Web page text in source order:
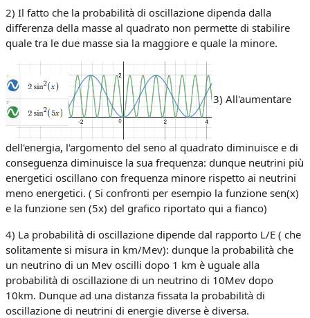
2) Il fatto che la probabilità di oscillazione dipenda dalla
differenza della masse al quadrato non permette di stabilire
quale tra le due masse sia la maggiore e quale la minore.
3) All'aumentare
dell'energia, l'argomento del seno al quadrato diminuisce e di
conseguenza diminuisce la sua frequenza: dunque neutrini più
energetici oscillano con frequenza minore rispetto ai neutrini
meno energetici. ( Si confronti per esempio la funzione sen(x)
e la funzione sen (5x) del grafico riportato qui a fianco)
4) La probabilità di oscillazione dipende dal rapporto L/E ( che
solitamente si misura in km/Mev): dunque la probabilità che
un neutrino di un Mev oscilli dopo 1 km è uguale alla
probabilità di oscillazione di un neutrino di 10Mev dopo
10km. Dunque ad una distanza fissata la probabilità di
oscillazione di neutrini di energie diverse è diversa.